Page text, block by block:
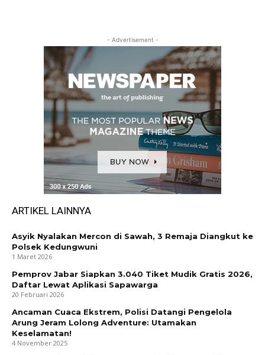
- Advertisement -
ARTIKEL LAINNYA
Asyik Nyalakan Mercon di Sawah, 3 Remaja Diangkut ke
Polsek Kedungwuni
1 Maret 2026
Pemprov Jabar Siapkan 3.040 Tiket Mudik Gratis 2026,
Daftar Lewat Aplikasi Sapawarga
20 Februari 2026
Ancaman Cuaca Ekstrem, Polisi Datangi Pengelola
Arung Jeram Lolong Adventure: Utamakan
Keselamatan!
4 November 2025